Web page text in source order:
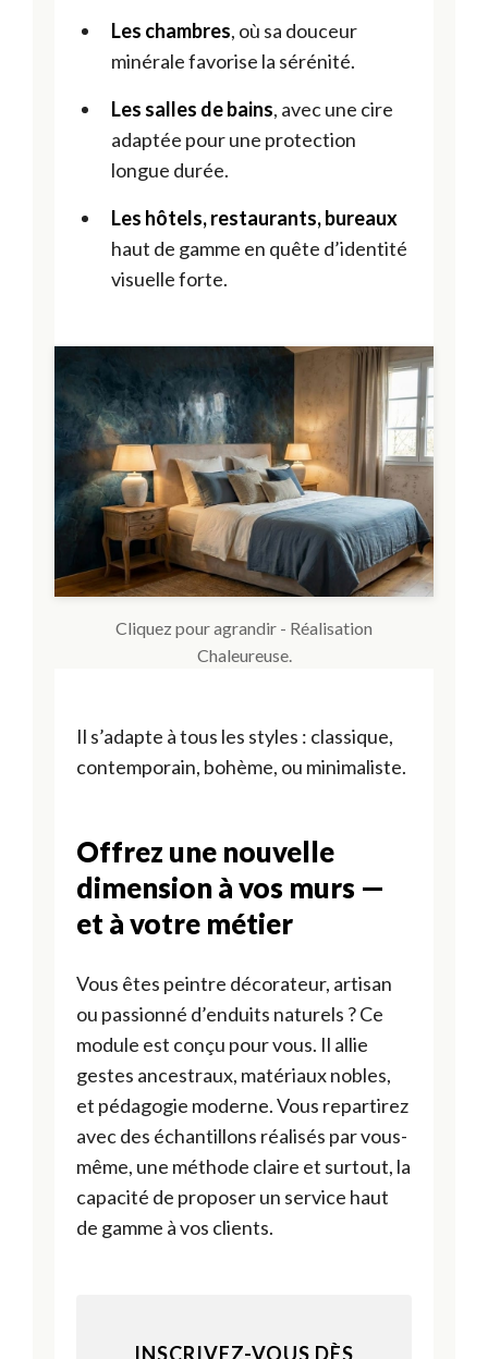
Les chambres, où sa douceur
minérale favorise la sérénité.
Les salles de bains, avec une cire
adaptée pour une protection
longue durée.
Les hôtels, restaurants, bureaux
haut de gamme en quête d’identité
visuelle forte.
Cliquez pour agrandir - Réalisation
Chaleureuse.
Il s’adapte à tous les styles : classique,
contemporain, bohème, ou minimaliste.
Offrez une nouvelle
dimension à vos murs —
et à votre métier
Vous êtes peintre décorateur, artisan
ou passionné d’enduits naturels ? Ce
module est conçu pour vous. Il allie
gestes ancestraux, matériaux nobles,
et pédagogie moderne. Vous repartirez
avec des échantillons réalisés par vous-
même, une méthode claire et surtout, la
capacité de proposer un service haut
de gamme à vos clients.
INSCRIVEZ-VOUS DÈS